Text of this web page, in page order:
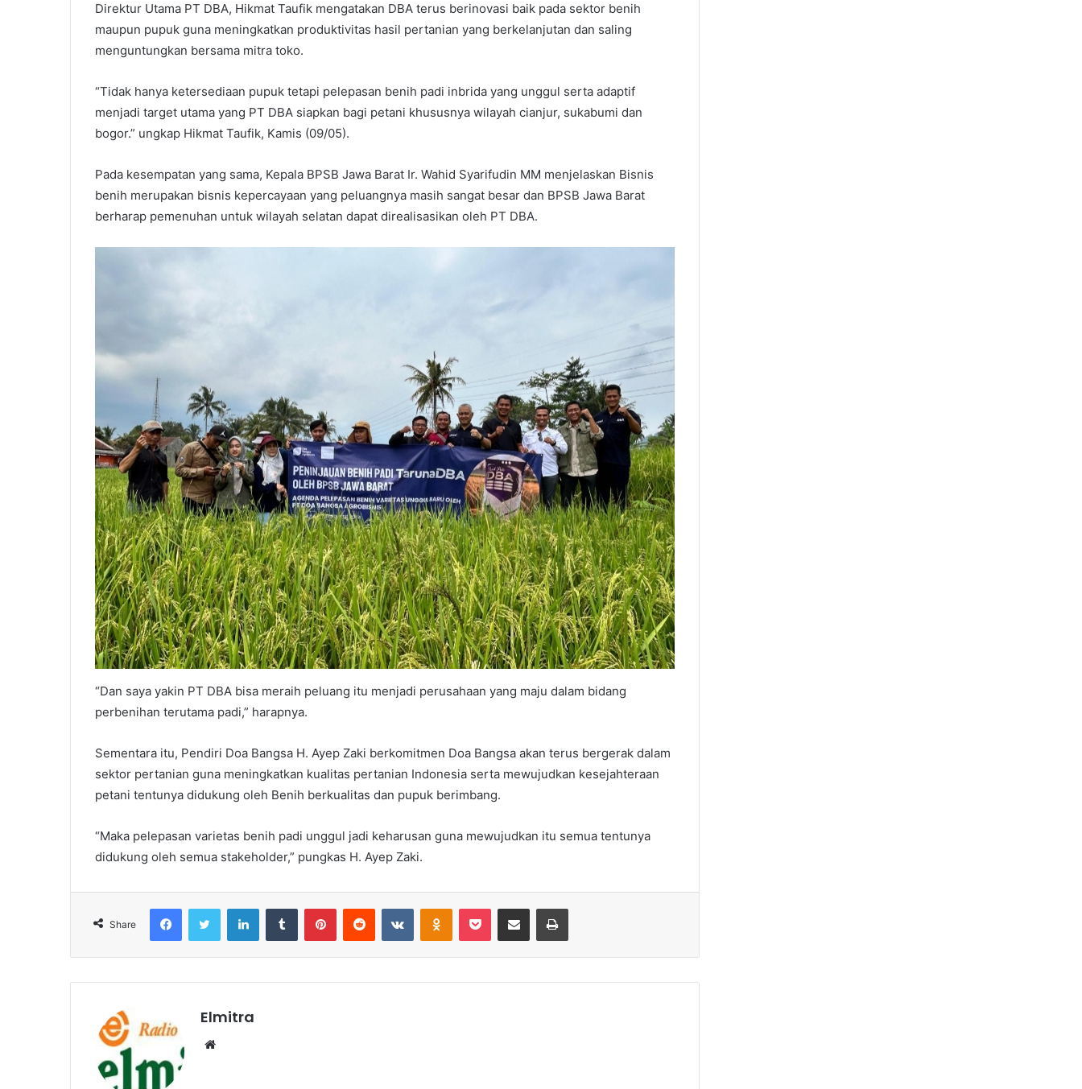
Direktur Utama PT DBA, Hikmat Taufik mengatakan DBA terus berinovasi baik pada sektor benih
maupun pupuk guna meningkatkan produktivitas hasil pertanian yang berkelanjutan dan saling
menguntungkan bersama mitra toko.
“Tidak hanya ketersediaan pupuk tetapi pelepasan benih padi inbrida yang unggul serta adaptif
menjadi target utama yang PT DBA siapkan bagi petani khususnya wilayah cianjur, sukabumi dan
bogor.” ungkap Hikmat Taufik, Kamis (09/05).
Pada kesempatan yang sama, Kepala BPSB Jawa Barat Ir. Wahid Syarifudin MM menjelaskan Bisnis
benih merupakan bisnis kepercayaan yang peluangnya masih sangat besar dan BPSB Jawa Barat
berharap pemenuhan untuk wilayah selatan dapat direalisasikan oleh PT DBA.
“Dan saya yakin PT DBA bisa meraih peluang itu menjadi perusahaan yang maju dalam bidang
perbenihan terutama padi,” harapnya.
Sementara itu, Pendiri Doa Bangsa H. Ayep Zaki berkomitmen Doa Bangsa akan terus bergerak dalam
sektor pertanian guna meningkatkan kualitas pertanian Indonesia serta mewujudkan kesejahteraan
petani tentunya didukung oleh Benih berkualitas dan pupuk berimbang.
“Maka pelepasan varietas benih padi unggul jadi keharusan guna mewujudkan itu semua tentunya
didukung oleh semua stakeholder,” pungkas H. Ayep Zaki.
Share
FacebookTwitter LinkedInTumblr PinterestReddit VKontakteOdnoklassniki
Pocket Share via Email Print
Elmitra
Website